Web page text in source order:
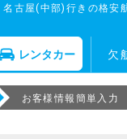
古屋(中部)行きの格安
レンタカー 欠
お客様情報簡単入力